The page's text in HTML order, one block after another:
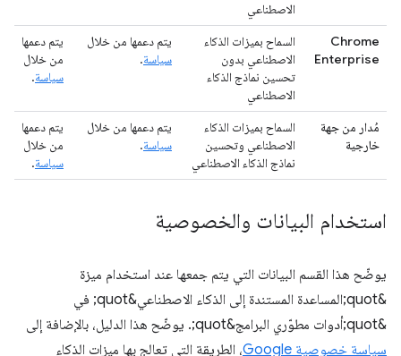
الاصطناعي
Chrome
Enterprise
السماح بميزات الذكاء
الاصطناعي بدون
تحسين نماذج الذكاء
الاصطناعي
يتم دعمها من خلال
سياسة.
يتم دعمها
من خلال
سياسة.
مُدار من جهة
خارجية
السماح بميزات الذكاء
الاصطناعي وتحسين
نماذج الذكاء الاصطناعي
يتم دعمها من خلال
سياسة.
يتم دعمها
من خلال
سياسة.
استخدام البيانات والخصوصية
يوضّح هذا القسم البيانات التي يتم جمعها عند استخدام ميزة
&quot;المساعدة المستندة إلى الذكاء الاصطناعي&quot; في
&quot;أدوات مطوّري البرامج&quot;. يوضّح هذا الدليل، بالإضافة إلى
سياسة خصوصية Google
، الطريقة التي تعالج بها ميزات الذكاء